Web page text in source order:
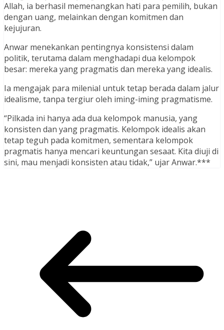
Allah, ia berhasil memenangkan hati para pemilih, bukan
dengan uang, melainkan dengan komitmen dan
kejujuran.
Anwar menekankan pentingnya konsistensi dalam
politik, terutama dalam menghadapi dua kelompok
besar: mereka yang pragmatis dan mereka yang idealis.
Ia mengajak para milenial untuk tetap berada dalam jalur
idealisme, tanpa tergiur oleh iming-iming pragmatisme.
“Pilkada ini hanya ada dua kelompok manusia, yang
konsisten dan yang pragmatis. Kelompok idealis akan
tetap teguh pada komitmen, sementara kelompok
pragmatis hanya mencari keuntungan sesaat. Kita diuji di
sini, mau menjadi konsisten atau tidak,” ujar Anwar.***